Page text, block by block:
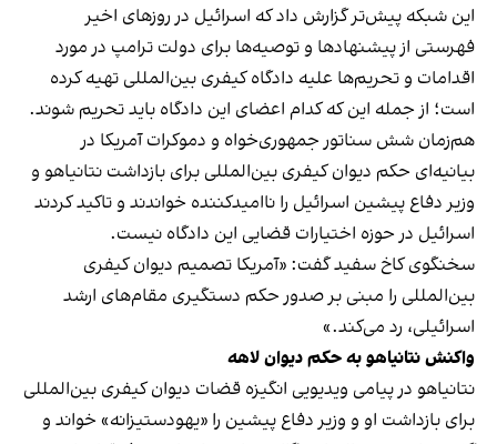
این شبکه پیش‌تر گزارش داد که اسرائیل در روزهای اخیر
فهرستی از پیشنهادها و توصیه‌ها برای دولت ترامپ در مورد
اقدامات و تحریم‌ها علیه دادگاه کیفری بین‌المللی تهیه کرده
است؛ از جمله این که کدام اعضای این دادگاه باید تحریم شوند.
هم‌زمان شش سناتور جمهوری‌خواه و دموکرات آمریکا در
بیانیه‌ای حکم دیوان کیفری بین‌المللی برای بازداشت نتانیاهو و
وزیر دفاع پیشین اسرائیل را ناامیدکننده خواندند و تاکید کردند
اسرائیل در حوزه اختیارات قضایی این دادگاه نیست.
سخنگوی کاخ سفید گفت: «آمریکا تصمیم دیوان کیفری
بین‌المللی را مبنی بر صدور حکم دستگیری مقام‌های ارشد
اسرائیلی، رد می‌کند.»
واکنش نتانیاهو به حکم دیوان لاهه
نتانیاهو در پیامی ویدیویی انگیزه قضات دیوان کیفری بین‌المللی
برای بازداشت او و وزیر دفاع پیشین را «یهودستیزانه»خواند و